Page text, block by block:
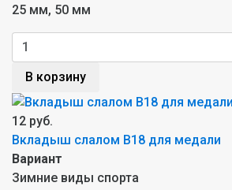
25 мм, 50 мм
В корзину
12 руб.
Вкладыш слалом B18 для медали
Вариант
Зимние виды спорта